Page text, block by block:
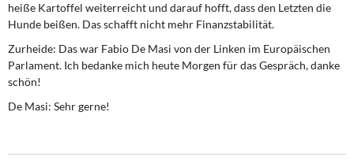
heiße Kartoffel weiterreicht und darauf hofft, dass den Letzten die
Hunde beißen. Das schafft nicht mehr Finanzstabilität.
Zurheide: Das war Fabio De Masi von der Linken im Europäischen
Parlament. Ich bedanke mich heute Morgen für das Gespräch, danke
schön!
De Masi: Sehr gerne!